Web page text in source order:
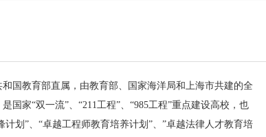
国教育部直属，由教育部、国家海洋局和上海市共建的全
国家“双一流”、“211工程”、“985工程”重点建设高校，也
划”、“卓越工程师教育培养计划”、”卓越法律人才教育培